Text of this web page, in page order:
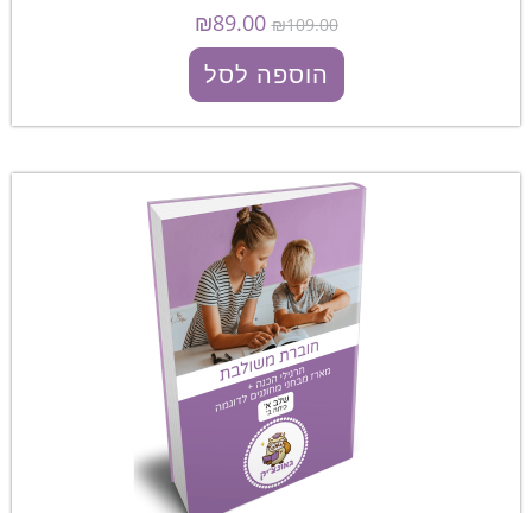
₪109.00
₪89.00
הוספה לסל